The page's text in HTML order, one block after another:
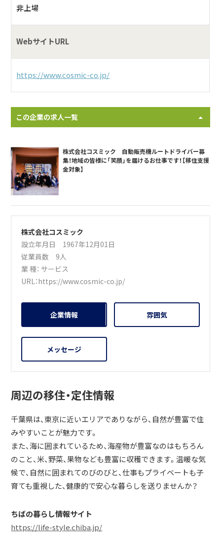
非上場
WebサイトURL
https://www.cosmic-co.jp/
この企業の求人一覧
株式会社コスミック 自動販売機ルートドライバー募
集！地域の皆様に「笑顔」を届けるお仕事です！【移住支援
金対象】
株式会社コスミック
設立年月日 1967年12月01日
従業員数 9人
業 種： サービス
URL：https://www.cosmic-co.jp/
企業情報 雰囲気
メッセージ
周辺の移住・定住情報
千葉県は、東京に近いエリアでありながら、自然が豊富で住
みやすいことが魅力です。
また、海に囲まれているため、海産物が豊富なのはもちろん
のこと、米、野菜、果物なども豊富に収穫できます。温暖な気
候で、自然に囲まれてのびのびと、仕事もプライベートも子
育ても重視した、健康的で安心な暮らしを送りませんか？
ちばの暮らし情報サイト
https://life-style.chiba.jp/